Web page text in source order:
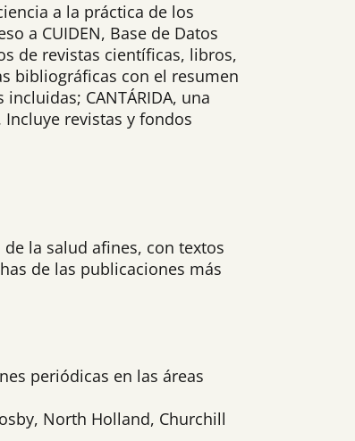
a la práctica de los
a CUIDEN, Base de Datos
de revistas científicas, libros,
bibliográficas con el resumen
CANTÁRIDA, una
revistas y fondos
la salud afines, con textos
de las publicaciones más
periódicas en las áreas
North Holland, Churchill